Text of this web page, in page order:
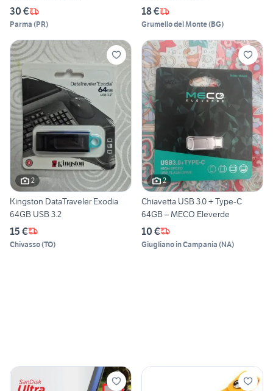
30 €
Parma (PR)
18 €
Grumello del Monte(BG)
2
Kingston DataTraveler Exodia
64GB USB 3.2
15 €
Chivasso(TO)
2
Chiavetta USB 3.0 + Type-C
64GB – MECO Eleverde
10 €
Giugliano in Campania (NA)